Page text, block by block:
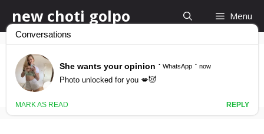
to
content
new choti golpo Menu
new gud mara